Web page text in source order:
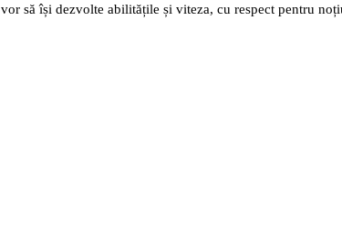
să își dezvolte abilitățile și viteza, cu respect pentru